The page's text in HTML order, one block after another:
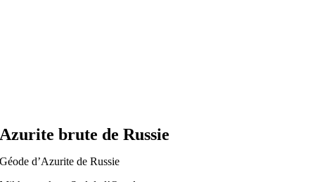
Azurite brute de Russie
Géode d’Azurite de Russie